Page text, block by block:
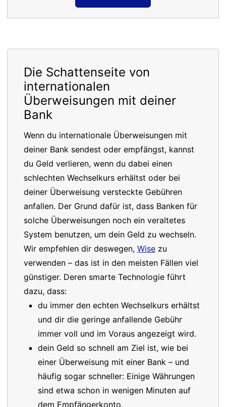
Die Schattenseite von
internationalen
Überweisungen mit deiner
Bank
Wenn du internationale Überweisungen mit
deiner Bank sendest oder empfängst, kannst
du Geld verlieren, wenn du dabei einen
schlechten Wechselkurs erhältst oder bei
deiner Überweisung versteckte Gebühren
anfallen. Der Grund dafür ist, dass Banken für
solche Überweisungen noch ein veraltetes
System benutzen, um dein Geld zu wechseln.
Wir empfehlen dir deswegen, Wise zu
verwenden – das ist in den meisten Fällen viel
günstiger. Deren smarte Technologie führt
dazu, dass:
du immer den echten Wechselkurs erhältst
und dir die geringe anfallende Gebühr
immer voll und im Voraus angezeigt wird.
dein Geld so schnell am Ziel ist, wie bei
einer Überweisung mit einer Bank – und
häufig sogar schneller: Einige Währungen
sind etwa schon in wenigen Minuten auf
dem Empfängerkonto.